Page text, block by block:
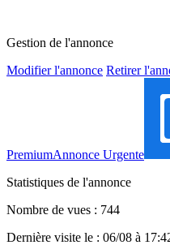
Gestion de l'annonce
Modifier l'annonce Retirer
PremiumAnnonce Urgente
Statistiques de l'annonce
Nombre de vues : 744
Dernière visite le : 06/08 à